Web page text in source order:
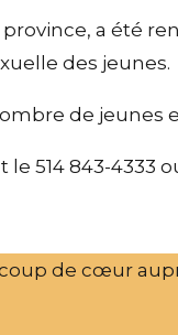
a été
des jeunes.
de jeunes
514 843-4333
de cœur